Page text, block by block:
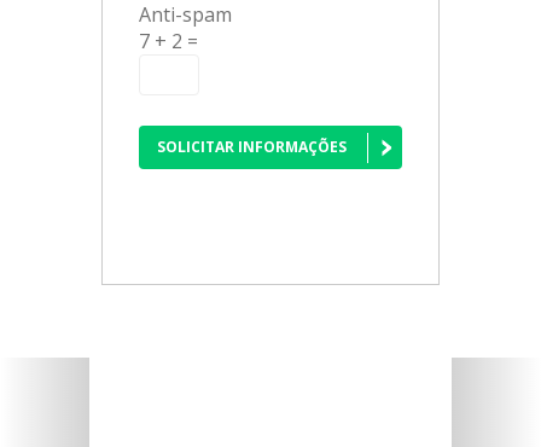
Anti-spam
7 + 2 =
SOLICITAR INFORMAÇÕES